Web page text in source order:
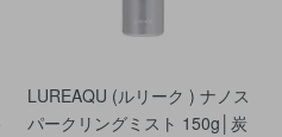
LUREAQU (ルリーク ) ナノス
パークリングミスト 150g│炭